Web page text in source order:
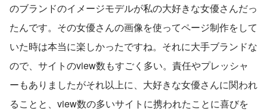
のブランドのイメージモデルが私の大好きな女優さんだっ
たんです。その女優さんの画像を使ってページ制作をして
いた時は本当に楽しかったですね。それに大手ブランドな
ので、サイトのview数もすごく多い。責任やプレッシャ
ーもありましたがそれ以上に、大好きな女優さんに関われ
ることと、view数の多いサイトに携われたことに喜びを